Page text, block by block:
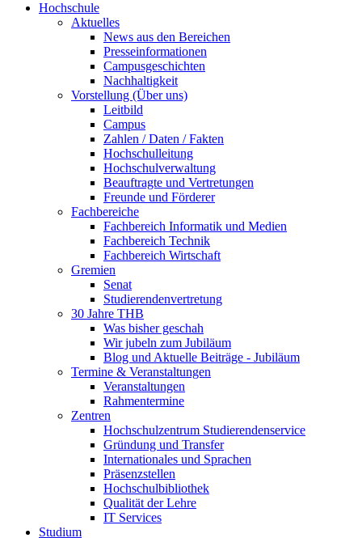
Hochschule
Aktuelles
News aus den Bereichen
Presseinformationen
Campusgeschichten
Nachhaltigkeit
Vorstellung (Über uns)
Leitbild
Campus
Zahlen / Daten / Fakten
Hochschulleitung
Hochschulverwaltung
Beauftragte und Vertretungen
Freunde und Förderer
Fachbereiche
Fachbereich Informatik und Medien
Fachbereich Technik
Fachbereich Wirtschaft
Gremien
Senat
Studierendenvertretung
30 Jahre THB
Was bisher geschah
Wir jubeln zum Jubiläum
Blog und Aktuelle Beiträge - Jubiläum
Termine & Veranstaltungen
Veranstaltungen
Rahmentermine
Zentren
Hochschulzentrum Studierendenservice
Gründung und Transfer
Internationales und Sprachen
Präsenzstellen
Hochschulbibliothek
Qualität der Lehre
IT Services
Studium